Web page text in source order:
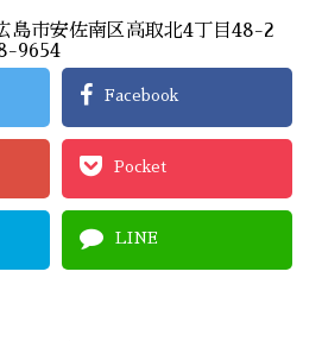
市安佐南区高取北4丁目48-2
9654
Facebook
Pocket
LINE